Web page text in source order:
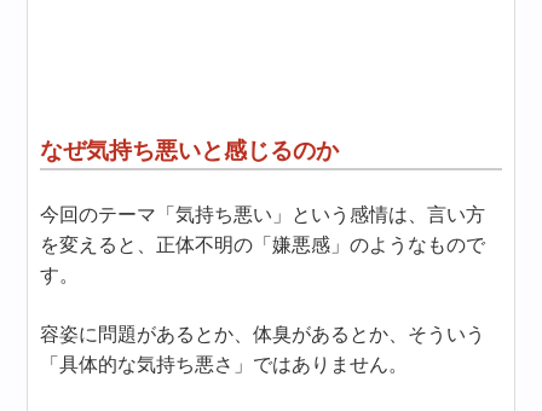
なぜ気持ち悪いと感じるのか
今回のテーマ「気持ち悪い」という感情は、言い方
を変えると、正体不明の「嫌悪感」のようなもので
す。
容姿に問題があるとか、体臭があるとか、そういう
「具体的な気持ち悪さ」ではありません。